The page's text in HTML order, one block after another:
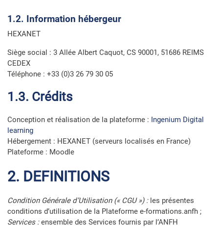
1.2. Information hébergeur
HEXANET
Siège social : 3 Allée Albert Caquot, CS 90001, 51686 REIMS
CEDEX
Téléphone : +33 (0)3 26 79 30 05
1.3. Crédits
Conception et réalisation de la plateforme : Ingenium Digital
learning
Hébergement : HEXANET (serveurs localisés en France)
Plateforme : Moodle
2. DEFINITIONS
Condition Générale d’Utilisation (« CGU ») :les présentes
conditions d’utilisation de la Plateforme e-formations.anfh ;
Services :ensemble des Services fournis par l’ANFH